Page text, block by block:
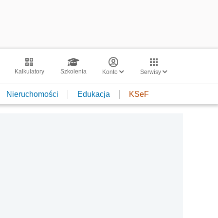
Kalkulatory Szkolenia Konto Serwisy
Nieruchomości Edukacja KSeF